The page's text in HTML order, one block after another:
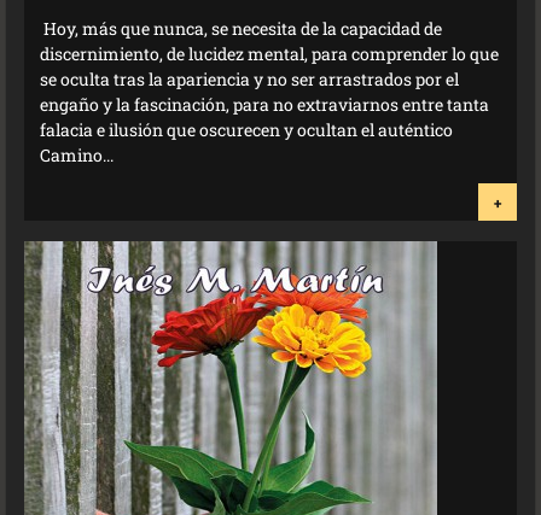
Hoy, más que nunca, se necesita de la capacidad de
discernimiento, de lucidez mental, para comprender lo que
se oculta tras la apariencia y no ser arrastrados por el
engaño y la fascinación, para no extraviarnos entre tanta
falacia e ilusión que oscurecen y ocultan el auténtico
Camino...
+